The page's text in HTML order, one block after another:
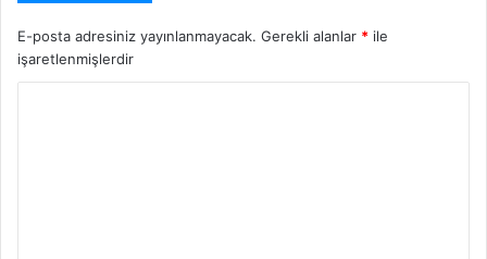
E-posta adresiniz yayınlanmayacak. Gerekli alanlar * ile
işaretlenmişlerdir